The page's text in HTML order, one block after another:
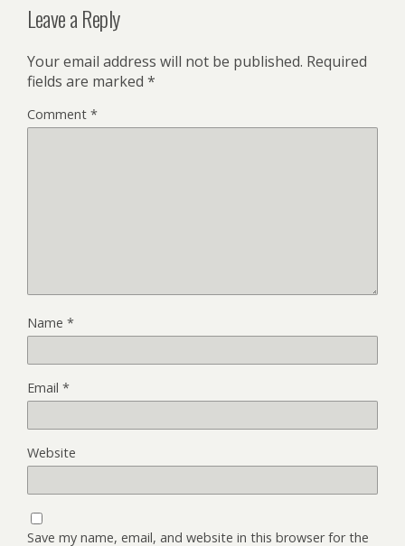
Leave a Reply
Your email address will not be published. Required
fields are marked *
Comment *
Name *
Email *
Website
Save my name, email, and website in this browser for the